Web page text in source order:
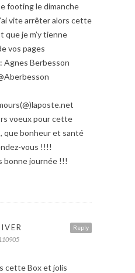
footing le dimanche
vite arrêter alors cette
que je m’y tienne
vos pages
Agnes Berbesson
voeux pour cette
que bonheur et santé
vous !!!!
bonne journée !!!
Reply
cette Box et jolis